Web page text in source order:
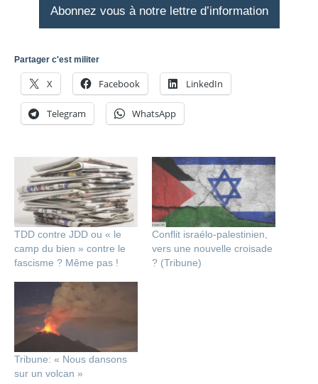
Abonnez vous à notre lettre d’information
Partager c'est militer
X Facebook LinkedIn
Telegram WhatsApp
TDD contre JDD ou « le
camp du bien » contre le
fascisme ? Même pas !
Conflit israélo-palestinien,
vers une nouvelle croisade
? (Tribune)
Tribune: « Nous dansons
sur un volcan »